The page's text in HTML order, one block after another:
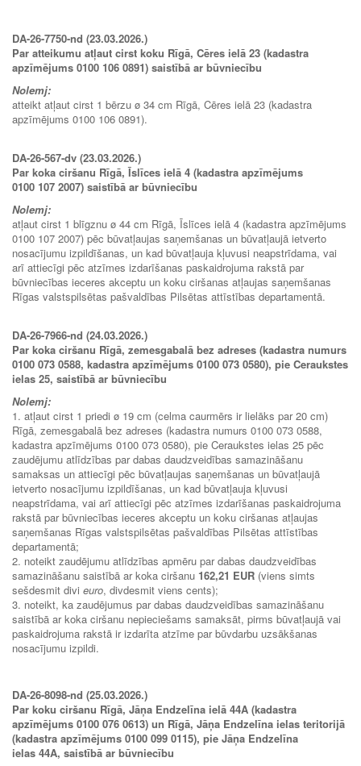
DA-26-7750-nd (23.03.2026.)
Par atteikumu atļaut cirst koku Rīgā, Cēres ielā 23 (kadastra
apzīmējums 0100 106 0891) saistībā ar būvniecību
Nolemj:
atteikt atļaut cirst 1 bērzu ø 34 cm Rīgā, Cēres ielā 23 (kadastra
apzīmējums 0100 106 0891).
DA-26-567-dv (23.03.2026.)
Par koka ciršanu Rīgā, Īslīces ielā 4 (kadastra apzīmējums
0100 107 2007) saistībā ar būvniecību
Nolemj:
atļaut cirst 1 blīgznu ø 44 cm Rīgā, Īslīces ielā 4 (kadastra apzīmējums
0100 107 2007) pēc būvatļaujas saņemšanas un būvatļaujā ietverto
nosacījumu izpildīšanas, un kad būvatļauja kļuvusi neapstrīdama, vai
arī attiecīgi pēc atzīmes izdarīšanas paskaidrojuma rakstā par
būvniecības ieceres akceptu un koku ciršanas atļaujas saņemšanas
Rīgas valstspilsētas pašvaldības Pilsētas attīstības departamentā.
DA-26-7966-nd (24.03.2026.)
Par koka ciršanu Rīgā, zemesgabalā bez adreses (kadastra numurs
0100 073 0588, kadastra apzīmējums 0100 073 0580), pie Ceraukstes
ielas 25, saistībā ar būvniecību
Nolemj:
1. atļaut cirst 1 priedi ø 19 cm (celma caurmērs ir lielāks par 20 cm)
Rīgā, zemesgabalā bez adreses (kadastra numurs 0100 073 0588,
kadastra apzīmējums 0100 073 0580), pie Ceraukstes ielas 25 pēc
zaudējumu atlīdzības par dabas daudzveidības samazināšanu
samaksas un attiecīgi pēc būvatļaujas saņemšanas un būvatļaujā
ietverto nosacījumu izpildīšanas, un kad būvatļauja kļuvusi
neapstrīdama, vai arī attiecīgi pēc atzīmes izdarīšanas paskaidrojuma
rakstā par būvniecības ieceres akceptu un koku ciršanas atļaujas
saņemšanas Rīgas valstspilsētas pašvaldības Pilsētas attīstības
departamentā;
2. noteikt zaudējumu atlīdzības apmēru par dabas daudzveidības
samazināšanu saistībā ar koka ciršanu 162,21 EUR (viens simts
sešdesmit divi euro, divdesmit viens cents);
3. noteikt, ka zaudējumus par dabas daudzveidības samazināšanu
saistībā ar koka ciršanu nepieciešams samaksāt, pirms būvatļaujā vai
paskaidrojuma rakstā ir izdarīta atzīme par būvdarbu uzsākšanas
nosacījumu izpildi.
DA-26-8098-nd (25.03.2026.)
Par koku ciršanu Rīgā, Jāņa Endzelīna ielā 44A (kadastra
apzīmējums 0100 076 0613) un Rīgā, Jāņa Endzelīna ielas teritorijā
(kadastra apzīmējums 0100 099 0115), pie Jāņa Endzelīna
ielas 44A, saistībā ar būvniecību